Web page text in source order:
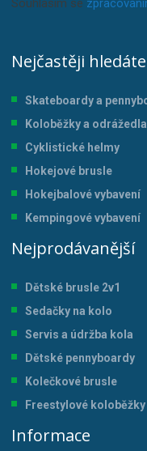
Nejčastěji hledáte
Skateboardy a
Koloběžky a odrážedla
Cyklistické helmy
Hokejové brusle
Hokejbalové vybavení
Kempingové vybavení
Nejprodávanější
Dětské brusle 2v1
Sedačky na kolo
Servis a údržba kola
Dětské pennyboardy
Kolečkové brusle
Freestylové koloběžky
Informace